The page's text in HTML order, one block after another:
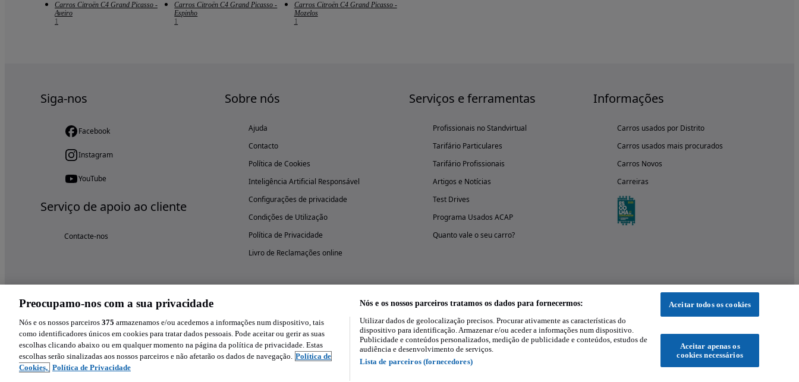
Carros Citroën C4 Grand Picasso -
Aveiro
1
Carros Citroën C4 Grand Picasso -
Espinho
1
Carros Citroën C4 Grand Picasso -
Mozelos
1
Siga-nos
Facebook
Instagram
YouTube
Serviço de apoio ao cliente
Contacte-nos
Sobre nós
Ajuda
Contacto
Política de Cookies
Inteligência Artificial Responsável
Configurações de privacidade
Condições de Utilização
Política de Privacidade
Livro de Reclamações online
Serviços e ferramentas
Profissionais no Standvirtual
Tarifário Particulares
Tarifário Profissionais
Artigos e Notícias
Test Drives
Programa Usados ACAP
Quanto vale o seu carro?
Informações
Carros usados por Distrito
Carros usados mais procurados
Carros Novos
Carreiras
Experimenta a aplicação
Preocupamo-nos com a sua privacidade
Nós e os nossos parceiros 375 armazenamos e/ou acedemos a informações num dispositivo, tais
como identificadores únicos em cookies para tratar dados pessoais. Pode aceitar ou gerir as suas
escolhas clicando abaixo ou em qualquer momento na página da política de privacidade. Estas
escolhas serão sinalizadas aos nossos parceiros e não afetarão os dados de navegação. Política de
Cookies, Política de Privacidade
Nós e os nossos parceiros tratamos os dados para fornecermos:
Utilizar dados de geolocalização precisos. Procurar ativamente as características do
dispositivo para identificação. Armazenar e/ou aceder a informações num dispositivo.
Publicidade e conteúdos personalizados, medição de publicidade e conteúdos, estudos de
audiência e desenvolvimento de serviços.
Lista de parceiros (fornecedores)
Aceitar todos os cookies
Aceitar apenas os
cookies necessários